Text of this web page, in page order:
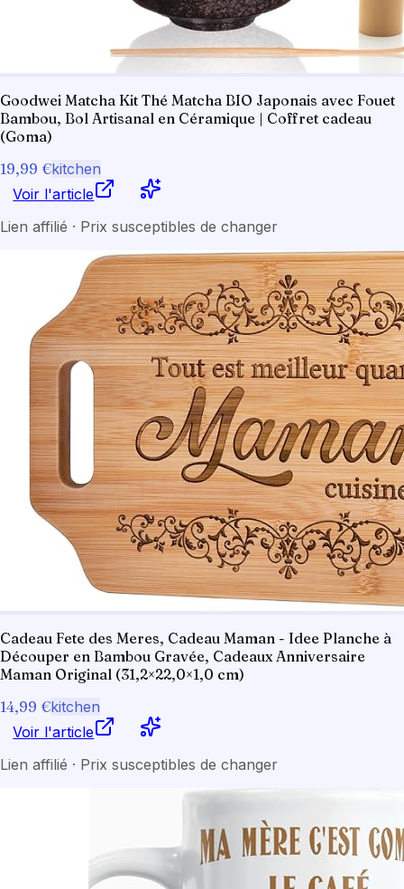
Goodwei Matcha Kit Thé Matcha BIO Japonais avec Fouet
Bambou, Bol Artisanal en Céramique | Coffret cadeau
(Goma)
19,99 €kitchen
Voir l'article
Lien affilié · Prix susceptibles de changer
Cadeau Fete des Meres, Cadeau Maman - Idee Planche à
Découper en Bambou Gravée, Cadeaux Anniversaire
Maman Original (31,2×22,0×1,0 cm)
14,99 €kitchen
Voir l'article
Lien affilié · Prix susceptibles de changer